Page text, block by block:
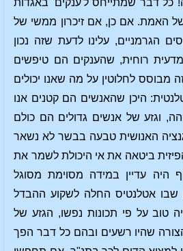
האמת. אם כן, אם זיכרון ממשי של
הגרמניים, עלינו לדעת שזה נכון
רוחית, שהענקים הם טיפשים
מבוסס לחלוטין על מה שאנו יכולים
היכן שהאנשים הם קטנים אנו
וגזע של אנשים גדולים הם כולם
האנושית טבעה בבשר לא נשאר
ביטאה את אי היכולת לשמר את
היה עדיין במידה מסוימת מסוגל
שבו אטלנטיס החלה לשקוע ההבדל
טוב על פי תכונות נפשו, הגזע של
שהיו רשעים ובהם כל דבר הפך